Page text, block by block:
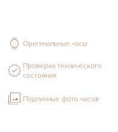
Оригинальные часы
Проверка технического
состояния
Подлинные фото часов